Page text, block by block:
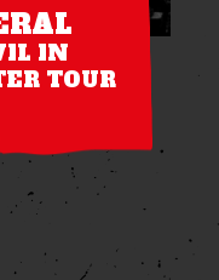
IN
TOUR